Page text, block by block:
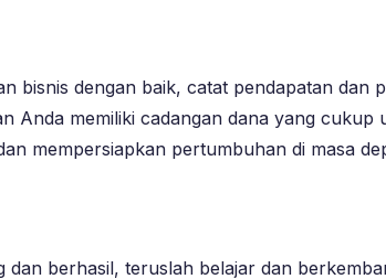
bisnis dengan baik, catat pendapatan dan
memiliki cadangan dana yang cukup
mempersiapkan pertumbuhan di masa
berhasil, teruslah belajar dan